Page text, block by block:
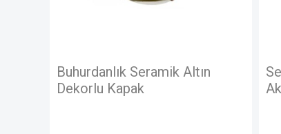
Seramik Dekoratif Şelale Geri
Akışlı Tütsülük